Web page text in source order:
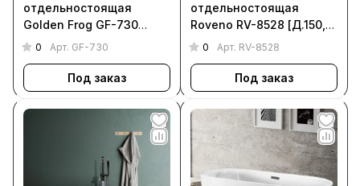
отдельностоящая
Golden Frog GF-730
[Д.170, Ш. 73, Г. 43, GF-
0 Арт. GF-730
Под заказ
отдельностоящая
Roveno RV-8528 [Д.150,
Ш. 75, Г. 60, RV-8528]
0 Арт. RV-8528
Под заказ